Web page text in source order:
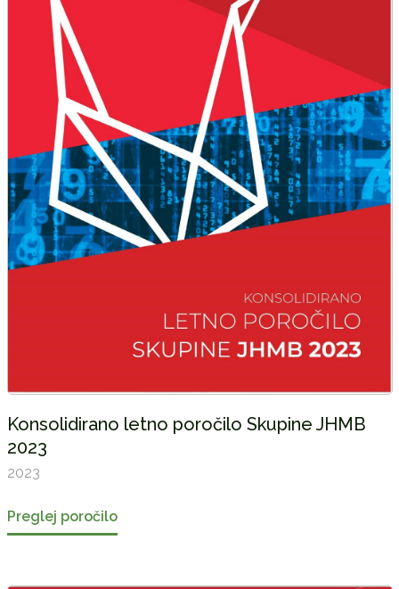
Konsolidirano letno poročilo Skupine JHMB
2023
2023
Preglej poročilo